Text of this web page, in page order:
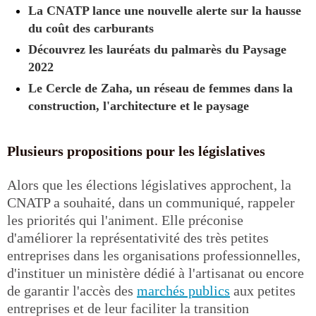
La CNATP lance une nouvelle alerte sur la hausse
du coût des carburants
Découvrez les lauréats du palmarès du Paysage
2022
Le Cercle de Zaha, un réseau de femmes dans la
construction, l'architecture et le paysage
Plusieurs propositions pour les législatives
Alors que les élections législatives approchent, la
CNATP a souhaité, dans un communiqué, rappeler
les priorités qui l'animent. Elle préconise
d'améliorer la représentativité des très petites
entreprises dans les organisations professionnelles,
d'instituer un ministère dédié à l'artisanat ou encore
de garantir l'accès des marchés publics aux petites
entreprises et de leur faciliter la transition